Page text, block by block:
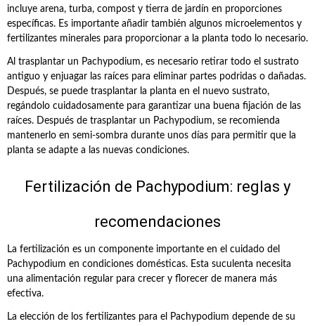
incluye arena, turba, compost y tierra de jardín en proporciones
específicas. Es importante añadir también algunos microelementos y
fertilizantes minerales para proporcionar a la planta todo lo necesario.
Al trasplantar un Pachypodium, es necesario retirar todo el sustrato
antiguo y enjuagar las raíces para eliminar partes podridas o dañadas.
Después, se puede trasplantar la planta en el nuevo sustrato,
regándolo cuidadosamente para garantizar una buena fijación de las
raíces. Después de trasplantar un Pachypodium, se recomienda
mantenerlo en semi-sombra durante unos días para permitir que la
planta se adapte a las nuevas condiciones.
Fertilización de Pachypodium: reglas y
recomendaciones
La fertilización es un componente importante en el cuidado del
Pachypodium en condiciones domésticas. Esta suculenta necesita
una alimentación regular para crecer y florecer de manera más
efectiva.
La elección de los fertilizantes para el Pachypodium depende de su